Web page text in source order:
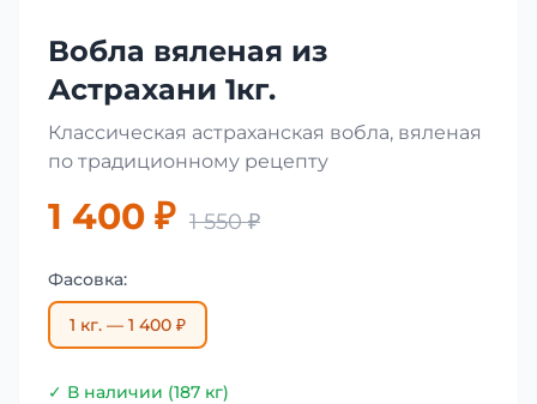
Вобла вяленая из
Астрахани 1кг.
Классическая астраханская вобла, вяленая
по традиционному рецепту
1 400 ₽ 1 550 ₽
Фасовка:
1 кг. — 1 400 ₽
✓ В наличии (187 кг)